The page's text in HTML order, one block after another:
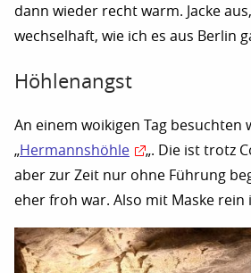
dann wieder recht warm. Jacke
wechselhaft, wie ich es aus Berlin
Höhlenangst
An einem woikigen Tag besuchten
„Hermannshöhle
„. Die ist trotz
aber zur Zeit nur ohne Führung
eher froh war. Also mit Maske rein